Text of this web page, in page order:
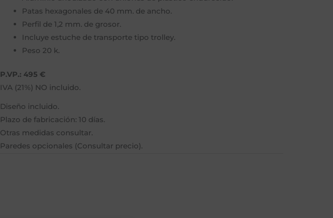
Patas hexagonales de 40 mm. de ancho.
Perfil de 1,2 mm. de grosor.
Incluye estuche de transporte tipo trolley.
Peso 20 k.
P.VP.: 495 €
IVA (21%) NO incluido.
Diseño incluido.
Plazo de fabricación: 10 días.
Otras medidas consultar.
Paredes opcionales (Consultar precio).